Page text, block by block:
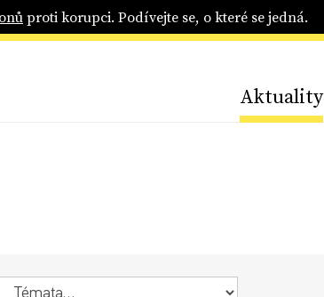
proti korupci. Podívejte se, o které se jedná.
Aktuality